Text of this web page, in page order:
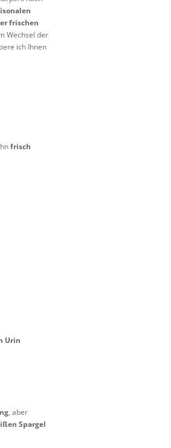
frischen
Wechsel der
ich Ihnen
frisch
Urin
, aber
Spargel